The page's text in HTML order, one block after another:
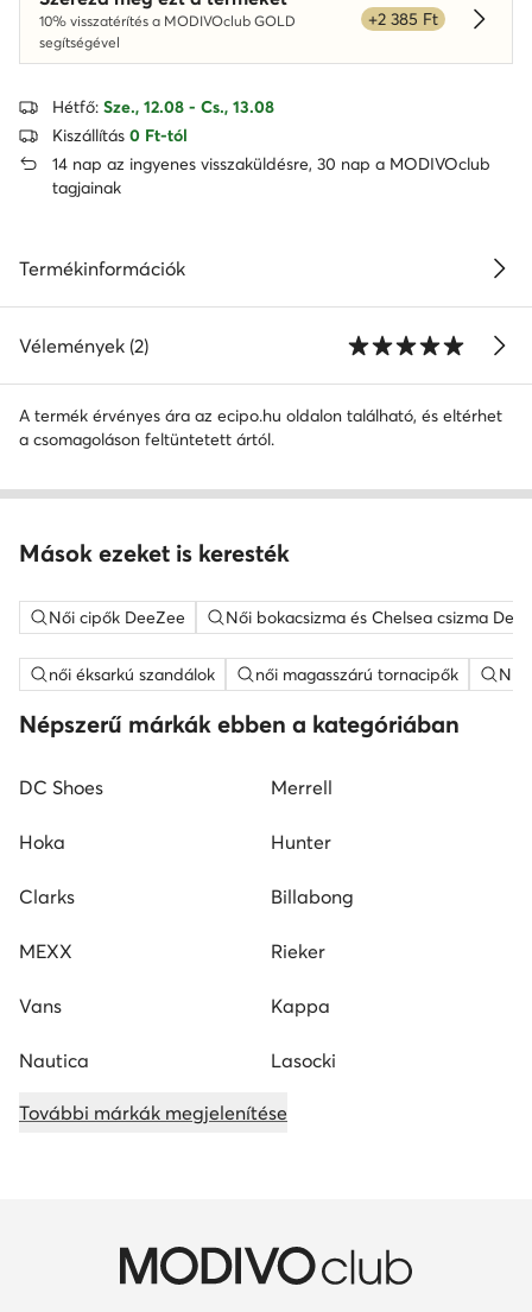
10% visszatérítés a MODIVOclub GOLD
segítségével
+2 385 Ft
Hétfő: Sze., 12.08 - Cs., 13.08
Kiszállítás 0 Ft-tól
14 nap az ingyenes visszaküldésre, 30 nap a MODIVOclub
tagjainak
Termékinformációk
Vélemények (2)
A termék érvényes ára az ecipo.hu oldalon található, és eltérhet
a csomagoláson feltüntetett ártól.
Mások ezeket is keresték
Női cipők DeeZee Női bokacsizma és Chelsea csizma
női éksarkú szandálok női magasszárú tornacipők
Népszerű márkák ebben a kategóriában
DC Shoes Merrell
Hoka Hunter
Clarks Billabong
MEXX Rieker
Vans Kappa
Nautica Lasocki
További márkák megjelenítése